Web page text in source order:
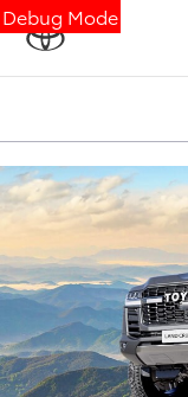
Debug Mode